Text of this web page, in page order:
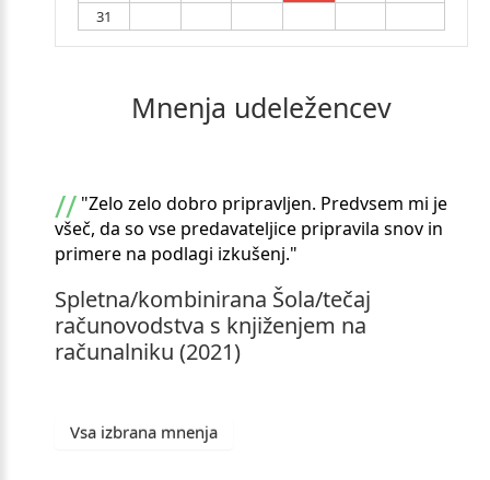
31
Mnenja udeležencev
"Zelo zelo dobro pripravljen. Predvsem mi je
všeč, da so vse predavateljice pripravila snov in
primere na podlagi izkušenj."
Spletna/kombinirana Šola/tečaj
računovodstva s knjiženjem na
računalniku (2021)
Vsa izbrana mnenja